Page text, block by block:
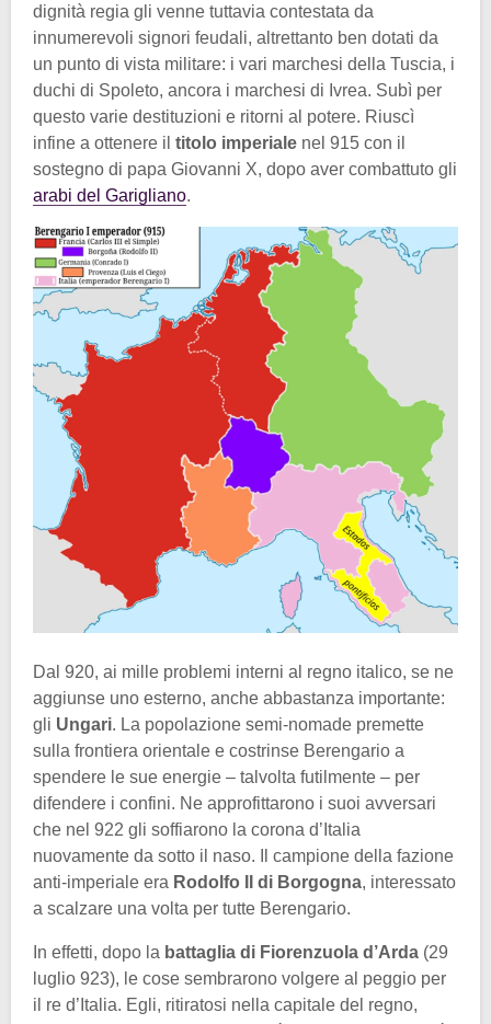
dignità regia gli venne tuttavia contestata da
innumerevoli signori feudali, altrettanto ben dotati da
un punto di vista militare: i vari marchesi della Tuscia, i
duchi di Spoleto, ancora i marchesi di Ivrea. Subì per
questo varie destituzioni e ritorni al potere. Riuscì
infine a ottenere il titolo imperiale nel 915 con il
sostegno di papa Giovanni X, dopo aver combattuto gli
arabi del Garigliano.
Dal 920, ai mille problemi interni al regno italico, se ne
aggiunse uno esterno, anche abbastanza importante:
gli Ungari. La popolazione semi-nomade premette
sulla frontiera orientale e costrinse Berengario a
spendere le sue energie – talvolta futilmente – per
difendere i confini. Ne approfittarono i suoi avversari
che nel 922 gli soffiarono la corona d’Italia
nuovamente da sotto il naso. Il campione della fazione
anti-imperiale era Rodolfo II di Borgogna, interessato
a scalzare una volta per tutte Berengario.
In effetti, dopo la battaglia di Fiorenzuola d’Arda (29
luglio 923), le cose sembrarono volgere al peggio per
il re d’Italia. Egli, ritiratosi nella capitale del regno,